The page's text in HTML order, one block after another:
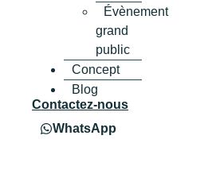
Évènement
grand
public
Concept
Blog
Contactez-nous
WhatsApp